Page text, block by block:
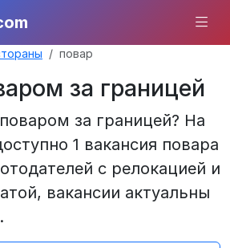
повар
за границей
за границей? На
1 вакансия повара
с релокацией и
вакансии актуальны